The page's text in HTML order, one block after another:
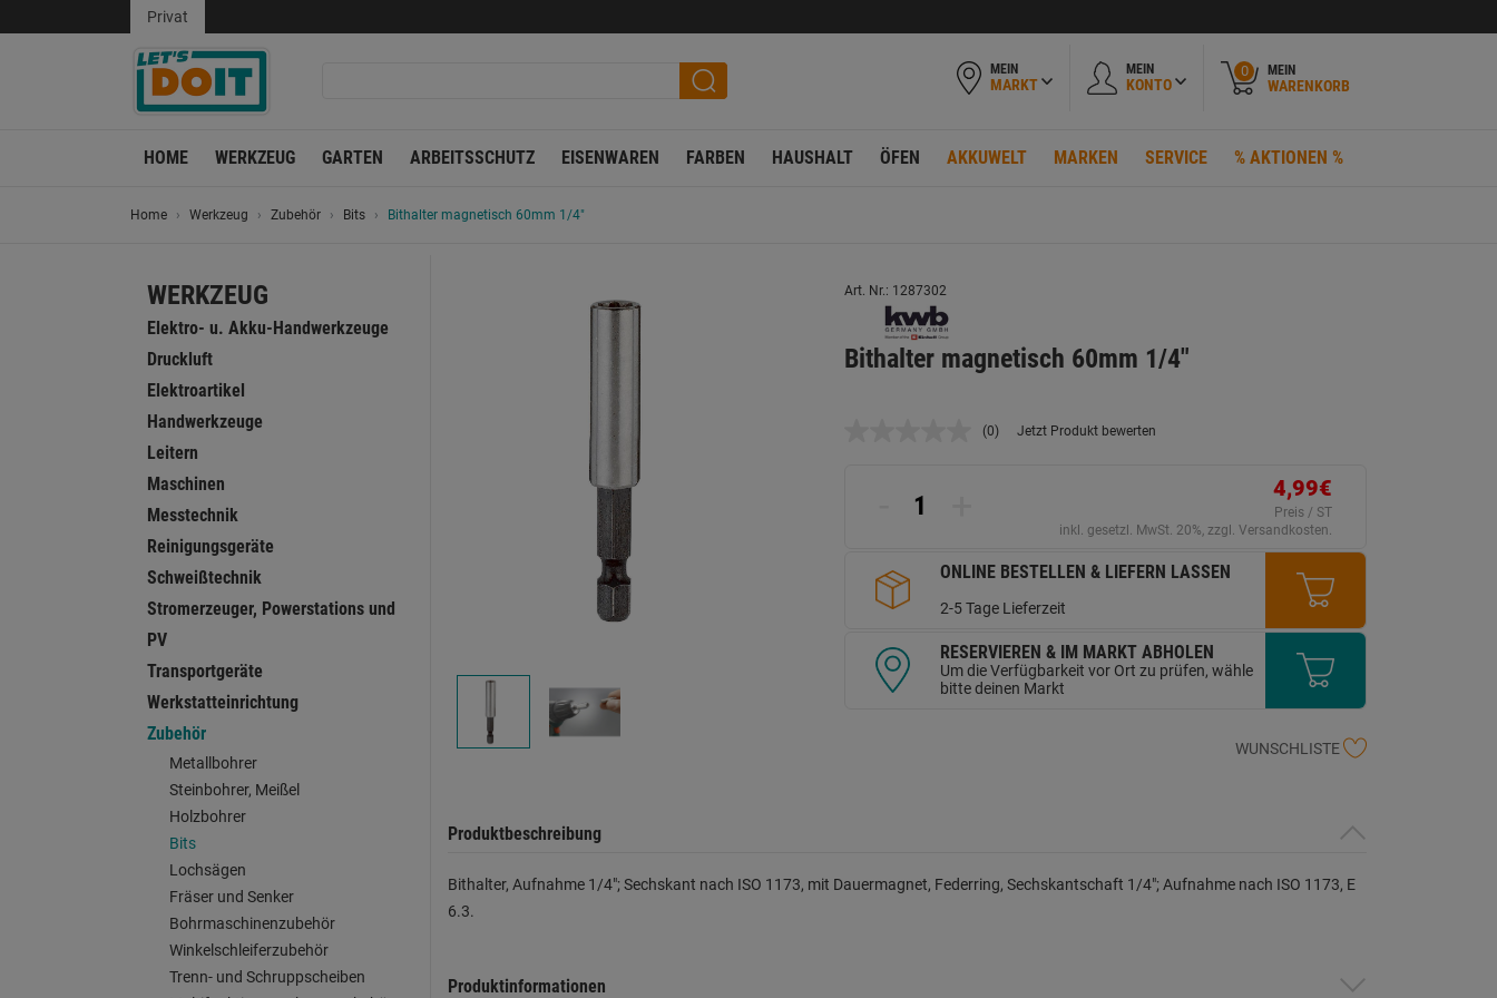
Privat
MEIN
MARKT
MEIN
KONTO
0 MEIN
WARENKORB
HOME WERKZEUG GARTEN ARBEITSSCHUTZ EISENWAREN FARBEN HAUSHALT ÖFEN AKKUWELT MARKEN SERVICE % AKTIONEN %
Home Werkzeug Zubehör Bits Bithalter magnetisch 60mm 1/4"
WERKZEUG
Elektro- u. Akku-Handwerkzeuge
Druckluft
Elektroartikel
Handwerkzeuge
Leitern
Maschinen
Messtechnik
Reinigungsgeräte
Schweißtechnik
Stromerzeuger, Powerstations und
PV
Transportgeräte
Werkstatteinrichtung
Zubehör
Metallbohrer
Steinbohrer, Meißel
Holzbohrer
Bits
Lochsägen
Fräser und Senker
Bohrmaschinenzubehör
Winkelschleiferzubehör
Trenn- und Schruppscheiben
Art. Nr.: 1287302
Bithalter magnetisch 60mm 1/4"
Kein
(0) Jetzt Produkt bewerten
4,99€
Preis / ST
inkl. gesetzl. MwSt. 20%, zzgl. Versandkosten.
ONLINE BESTELLEN & LIEFERN LASSEN
2-5 Tage Lieferzeit
RESERVIEREN & IM MARKT ABHOLEN
Um die Verfügbarkeit vor Ort zu prüfen, wähle
bitte deinen Markt
WUNSCHLISTE
Produktbeschreibung
Bithalter, Aufnahme 1/4"; Sechskant nach ISO 1173, mit Dauermagnet, Federring, Sechskantschaft 1/4"; Aufnahme nach ISO 1173, E
6.3.
Produktinformationen